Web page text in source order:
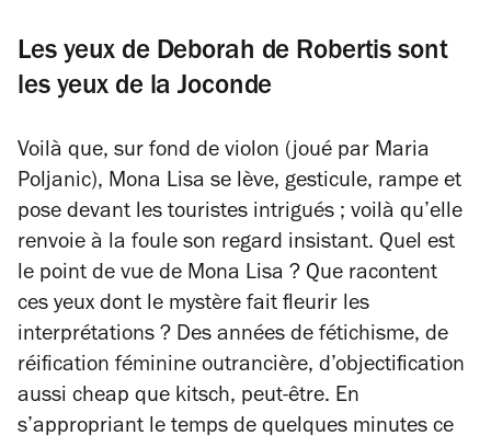
Les yeux de Deborah de Robertis sont
les yeux de la Joconde
Voilà que, sur fond de violon (joué par Maria
Poljanic), Mona Lisa se lève, gesticule, rampe et
pose devant les touristes intrigués ; voilà qu’elle
renvoie à la foule son regard insistant. Quel est
le point de vue de Mona Lisa ? Que racontent
ces yeux dont le mystère fait fleurir les
interprétations ? Des années de fétichisme, de
réification féminine outrancière, d’objectification
aussi cheap que kitsch, peut-être. En
s’appropriant le temps de quelques minutes ce